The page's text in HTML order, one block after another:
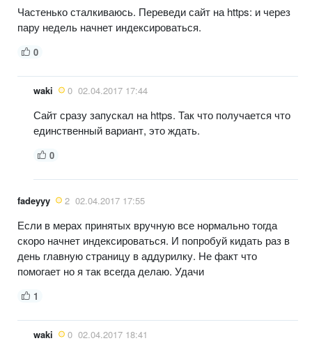
Частенько сталкиваюсь. Переведи сайт на https: и через
пару недель начнет индексироваться.
0
waki 0 02.04.2017 17:44
Сайт сразу запускал на https. Так что получается что
единственный вариант, это ждать.
0
fadeyyy 2 02.04.2017 17:55
Если в мерах принятых вручную все нормально тогда
скоро начнет индексироваться. И попробуй кидать раз в
день главную страницу в аддурилку. Не факт что
помогает но я так всегда делаю. Удачи
1
waki 0 02.04.2017 18:41